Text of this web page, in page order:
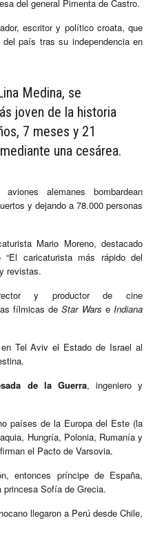
del general Pimenta de Castro.
escritor y político croata, que
país tras su independencia en
Medina, se
joven de la historia
7 meses y 21
una cesárea.
alemanes bombardean
y dejando a 78.000 personas
Mario Moreno, destacado
“El caricaturista más rápido del
revistas.
y productor de cine
fílmicas de Star Wars e Indiana
Tel Aviv el Estado de Israel al
de la Guerra, ingeniero y
países de la Europa del Este (la
Hungría, Polonia, Rumanía y
el Pacto de Varsovia.
entonces príncipe de España,
Sofía de Grecia.
llegaron a Perú desde Chile,